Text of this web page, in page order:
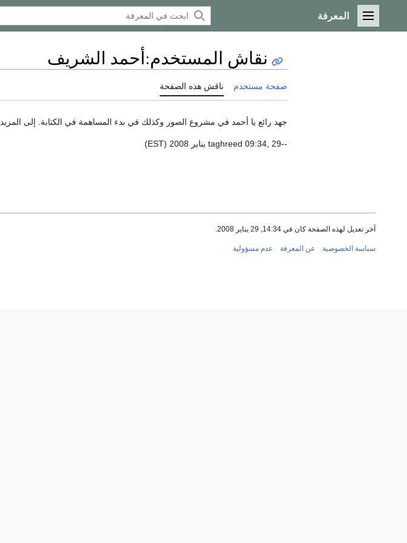
القائمة الرئيسية
المعرفة
نقاش المستخدم:أحمد الشريف
صفحة مستخدم ناقش هذه الصفحة
جهد رائع يا أحمد في مشروع الصور وكذلك في بدء المساهمة في الكتابة. إلى المزيد.
--taghreed 09:34, 29 يناير 2008 (EST)
آخر تعديل لهذه الصفحة كان في 14:34, 29 يناير 2008.
سياسة الخصوصية عن المعرفة عدم مسؤولية